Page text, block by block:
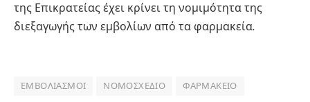
της Επικρατείας έχει κρίνει τη νομιμότητα της
διεξαγωγής των εμβολίων από τα φαρμακεία.
ΕΜΒΟΛΙΑΣΜΟΊ ΝΟΜΟΣΧΈΔΙΟ ΦΑΡΜΑΚΕΊΟ